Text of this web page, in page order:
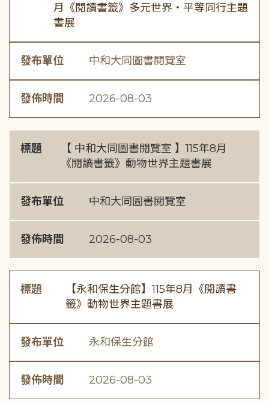
月《閱讀書籤》多元世界・平等同行主題
書展
發布單位 中和大同圖書閱覽室
發佈時間 2026-08-03
標題
【 中和大同圖書閱覽室 】115年8月
《閱讀書籤》動物世界主題書展
發布單位 中和大同圖書閱覽室
發佈時間 2026-08-03
標題
【永和保生分館】115年8月《閱讀書
籤》動物世界主題書展
發布單位 永和保生分館
發佈時間 2026-08-03